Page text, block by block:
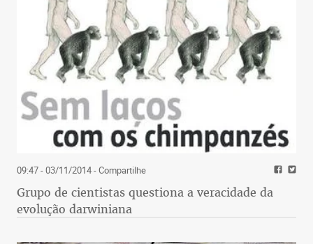
09:47 - 03/11/2014- Compartilhe
Grupo de cientistas questiona a veracidade da
evolução darwiniana